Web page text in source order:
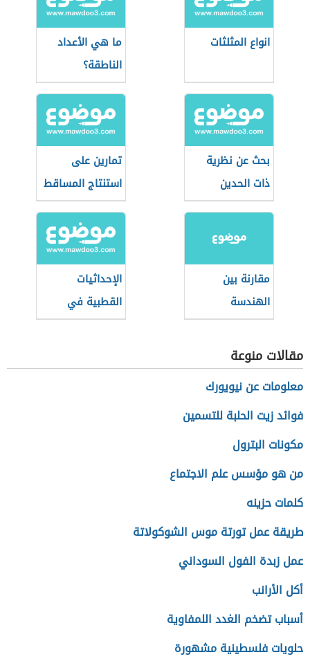
انواع المثلثات
ما هي الأعداد
الناطقة؟
بحث عن نظرية
ذات الحدين
تمارين على
استنتاج المساقط
في الرسم
الهندسي
مقارنة بين
الهندسة
الإقليدية
واللاإقليدية
الإحداثيات
القطبية في
الرياضيات
مقالات منوعة
معلومات عن نيويورك
فوائد زيت الحلبة للتسمين
مكونات البترول
من هو مؤسس علم الاجتماع
كلمات حزينه
طريقة عمل تورتة موس الشوكولاتة
عمل زبدة الفول السوداني
أكل الأرانب
أسباب تضخم الغدد اللمفاوية
حلويات فلسطينية مشهورة